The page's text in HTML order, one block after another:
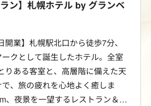
ラン】札幌ホテル by グランベ
開業】札幌駅北口から徒歩7分、
クとして誕生したホテル。全室
りある客室と、高層階に備えた天
、旅の疲れを心地よく癒しま
、夜景を一望するレストラン＆